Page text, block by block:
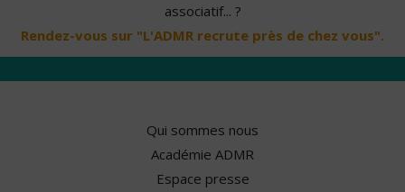
associatif... ?
Rendez-vous sur "L'ADMR recrute près de chez vous".
Qui sommes nous
Académie ADMR
Espace presse